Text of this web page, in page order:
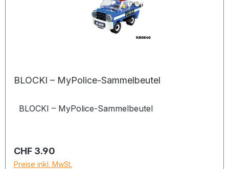
BLOCKI – MyPolice-Sammelbeutel
BLOCKI – MyPolice-Sammelbeutel
Regulärer Preis:
CHF 3.90
Preise inkl. MwSt.